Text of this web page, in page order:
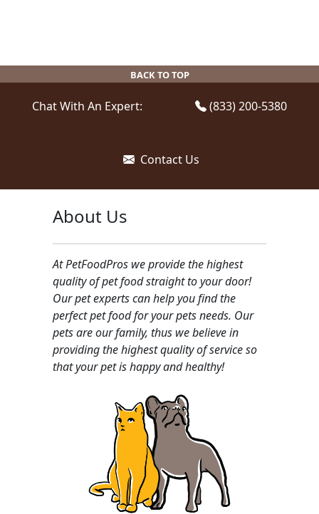
BACK TO TOP
Chat With An Expert: (833) 200-5380
Contact Us
About Us
At PetFoodPros we provide the highest
quality of pet food straight to your door!
Our pet experts can help you find the
perfect pet food for your pets needs. Our
pets are our family, thus we believe in
providing the highest quality of service so
that your pet is happy and healthy!